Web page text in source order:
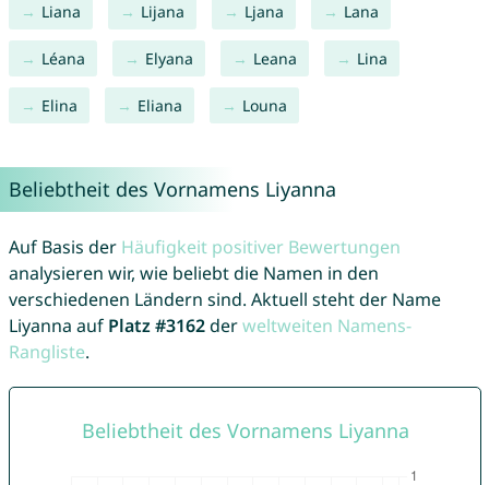
Liana Lijana Ljana Lana
Léana Elyana Leana Lina
Elina Eliana Louna
Beliebtheit des Vornamens Liyanna
Auf Basis der Häufigkeit positiver Bewertungen
analysieren wir, wie beliebt die Namen in den
verschiedenen Ländern sind. Aktuell steht der Name
Liyanna auf Platz #3162derweltweiten Namens-
Rangliste.